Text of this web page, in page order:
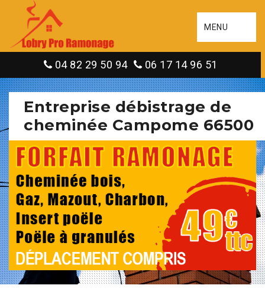
MENU
04 82 29 50 94 06 17 14 96 51
Entreprise débistrage de
cheminée Campome 66500